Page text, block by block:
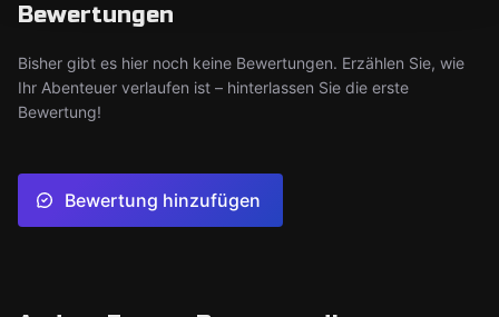
Bewertungen
Bisher gibt es hier noch keine Bewertungen. Erzählen Sie, wie
Ihr Abenteuer verlaufen ist – hinterlassen Sie die erste
Bewertung!
Bewertung hinzufügen